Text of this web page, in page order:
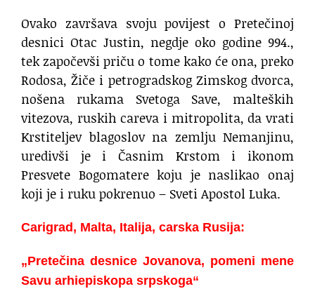
Ovako završava svoju povijest o Pretečinoj
desnici Otac Justin, negdje oko godine 994.,
tek započevši priču o tome kako će ona, preko
Rodosa, Žiče i petrogradskog Zimskog dvorca,
nošena rukama Svetoga Save, malteških
vitezova, ruskih careva i mitropolita, da vrati
Krstiteljev blagoslov na zemlju Nemanjinu,
uredivši je i Časnim Krstom i ikonom
Presvete Bogomatere koju je naslikao onaj
koji je i ruku pokrenuo – Sveti Apostol Luka.
Carigrad, Malta, Italija, carska Rusija:
„Pretečina desnice Jovanova, pomeni mene
Savu arhiepiskopa srpskoga“